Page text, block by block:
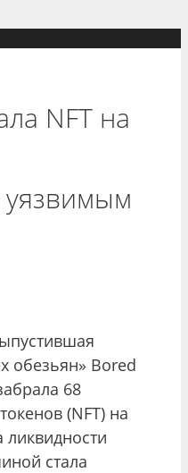
NFT на
уязвимым
обезьян» Bored
68
(NFT) на
ликвидности
стала